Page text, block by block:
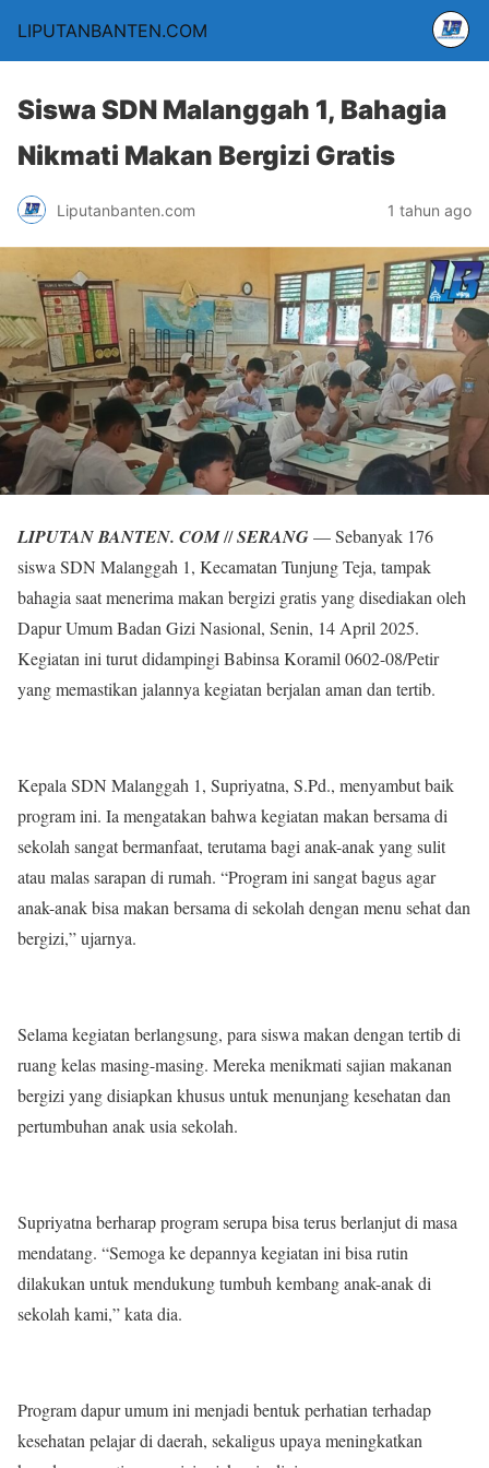
LIPUTANBANTEN.COM
Siswa SDN Malanggah 1, Bahagia
Nikmati Makan Bergizi Gratis
Liputanbanten.com 1 tahun ago
LIPUTAN BANTEN. COM//SERANG— Sebanyak 176
siswa SDN Malanggah 1, Kecamatan Tunjung Teja, tampak
bahagia saat menerima makan bergizi gratis yang disediakan oleh
Dapur Umum Badan Gizi Nasional, Senin, 14 April 2025.
Kegiatan ini turut didampingi Babinsa Koramil 0602-08/Petir
yang memastikan jalannya kegiatan berjalan aman dan tertib.
Kepala SDN Malanggah 1, Supriyatna, S.Pd., menyambut baik
program ini. Ia mengatakan bahwa kegiatan makan bersama di
sekolah sangat bermanfaat, terutama bagi anak-anak yang sulit
atau malas sarapan di rumah. “Program ini sangat bagus agar
anak-anak bisa makan bersama di sekolah dengan menu sehat dan
bergizi,” ujarnya.
Selama kegiatan berlangsung, para siswa makan dengan tertib di
ruang kelas masing-masing. Mereka menikmati sajian makanan
bergizi yang disiapkan khusus untuk menunjang kesehatan dan
pertumbuhan anak usia sekolah.
Supriyatna berharap program serupa bisa terus berlanjut di masa
mendatang. “Semoga ke depannya kegiatan ini bisa rutin
dilakukan untuk mendukung tumbuh kembang anak-anak di
sekolah kami,” kata dia.
Program dapur umum ini menjadi bentuk perhatian terhadap
kesehatan pelajar di daerah, sekaligus upaya meningkatkan